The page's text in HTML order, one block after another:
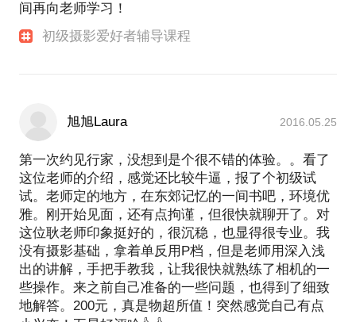
间再向老师学习！
初级摄影爱好者辅导课程
旭旭Laura 2016.05.25
第一次约见行家，没想到是个很不错的体验。。看了
这位老师的介绍，感觉还比较牛逼，报了个初级试
试。老师定的地方，在东郊记忆的一间书吧，环境优
雅。刚开始见面，还有点拘谨，但很快就聊开了。对
这位耿老师印象挺好的，很沉稳，也显得很专业。我
没有摄影基础，拿着单反用P档，但是老师用深入浅
出的讲解，手把手教我，让我很快就熟练了相机的一
些操作。来之前自己准备的一些问题，也得到了细致
地解答。200元，真是物超所值！突然感觉自己有点